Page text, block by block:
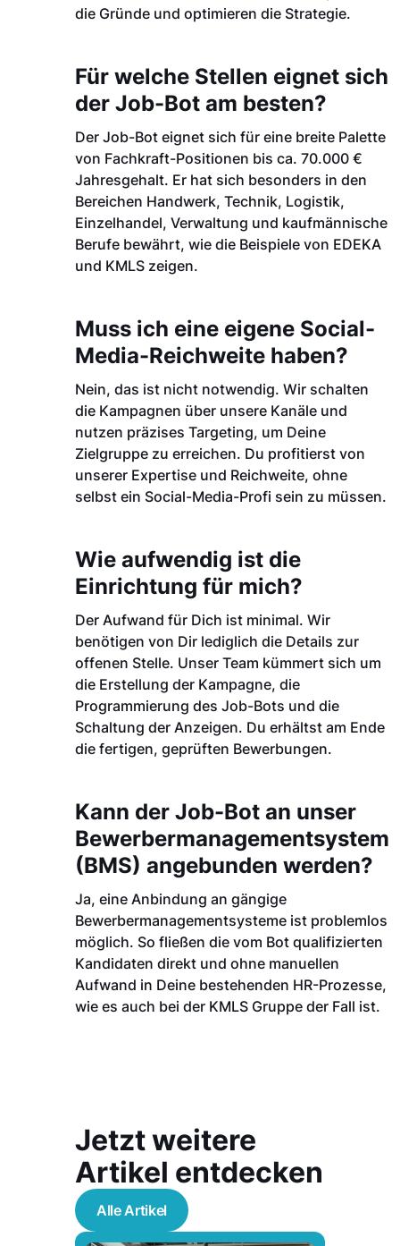
die Gründe und optimieren die Strategie.
Für welche Stellen eignet sich
der Job-Bot am besten?
Der Job-Bot eignet sich für eine breite Palette
von Fachkraft-Positionen bis ca. 70.000 €
Jahresgehalt. Er hat sich besonders in den
Bereichen Handwerk, Technik, Logistik,
Einzelhandel, Verwaltung und kaufmännische
Berufe bewährt, wie die Beispiele von EDEKA
und KMLS zeigen.
Muss ich eine eigene Social-
Media-Reichweite haben?
Nein, das ist nicht notwendig. Wir schalten
die Kampagnen über unsere Kanäle und
nutzen präzises Targeting, um Deine
Zielgruppe zu erreichen. Du profitierst von
unserer Expertise und Reichweite, ohne
selbst ein Social-Media-Profi sein zu müssen.
Wie aufwendig ist die
Einrichtung für mich?
Der Aufwand für Dich ist minimal. Wir
benötigen von Dir lediglich die Details zur
offenen Stelle. Unser Team kümmert sich um
die Erstellung der Kampagne, die
Programmierung des Job-Bots und die
Schaltung der Anzeigen. Du erhältst am Ende
die fertigen, geprüften Bewerbungen.
Kann der Job-Bot an unser
Bewerbermanagementsystem
(BMS) angebunden werden?
Ja, eine Anbindung an gängige
Bewerbermanagementsysteme ist problemlos
möglich. So fließen die vom Bot qualifizierten
Kandidaten direkt und ohne manuellen
Aufwand in Deine bestehenden HR-Prozesse,
wie es auch bei der KMLS Gruppe der Fall ist.
Jetzt weitere
Artikel entdecken
Alle Artikel